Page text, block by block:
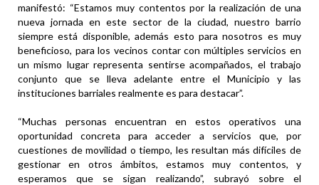
manifestó: “Estamos muy contentos por la realización de una
nueva jornada en este sector de la ciudad, nuestro barrio
siempre está disponible, además esto para nosotros es muy
beneficioso, para los vecinos contar con múltiples servicios en
un mismo lugar representa sentirse acompañados, el trabajo
conjunto que se lleva adelante entre el Municipio y las
instituciones barriales realmente es para destacar”.
“Muchas personas encuentran en estos operativos una
oportunidad concreta para acceder a servicios que, por
cuestiones de movilidad o tiempo, les resultan más difíciles de
gestionar en otros ámbitos, estamos muy contentos, y
esperamos que se sigan realizando”, subrayó sobre el